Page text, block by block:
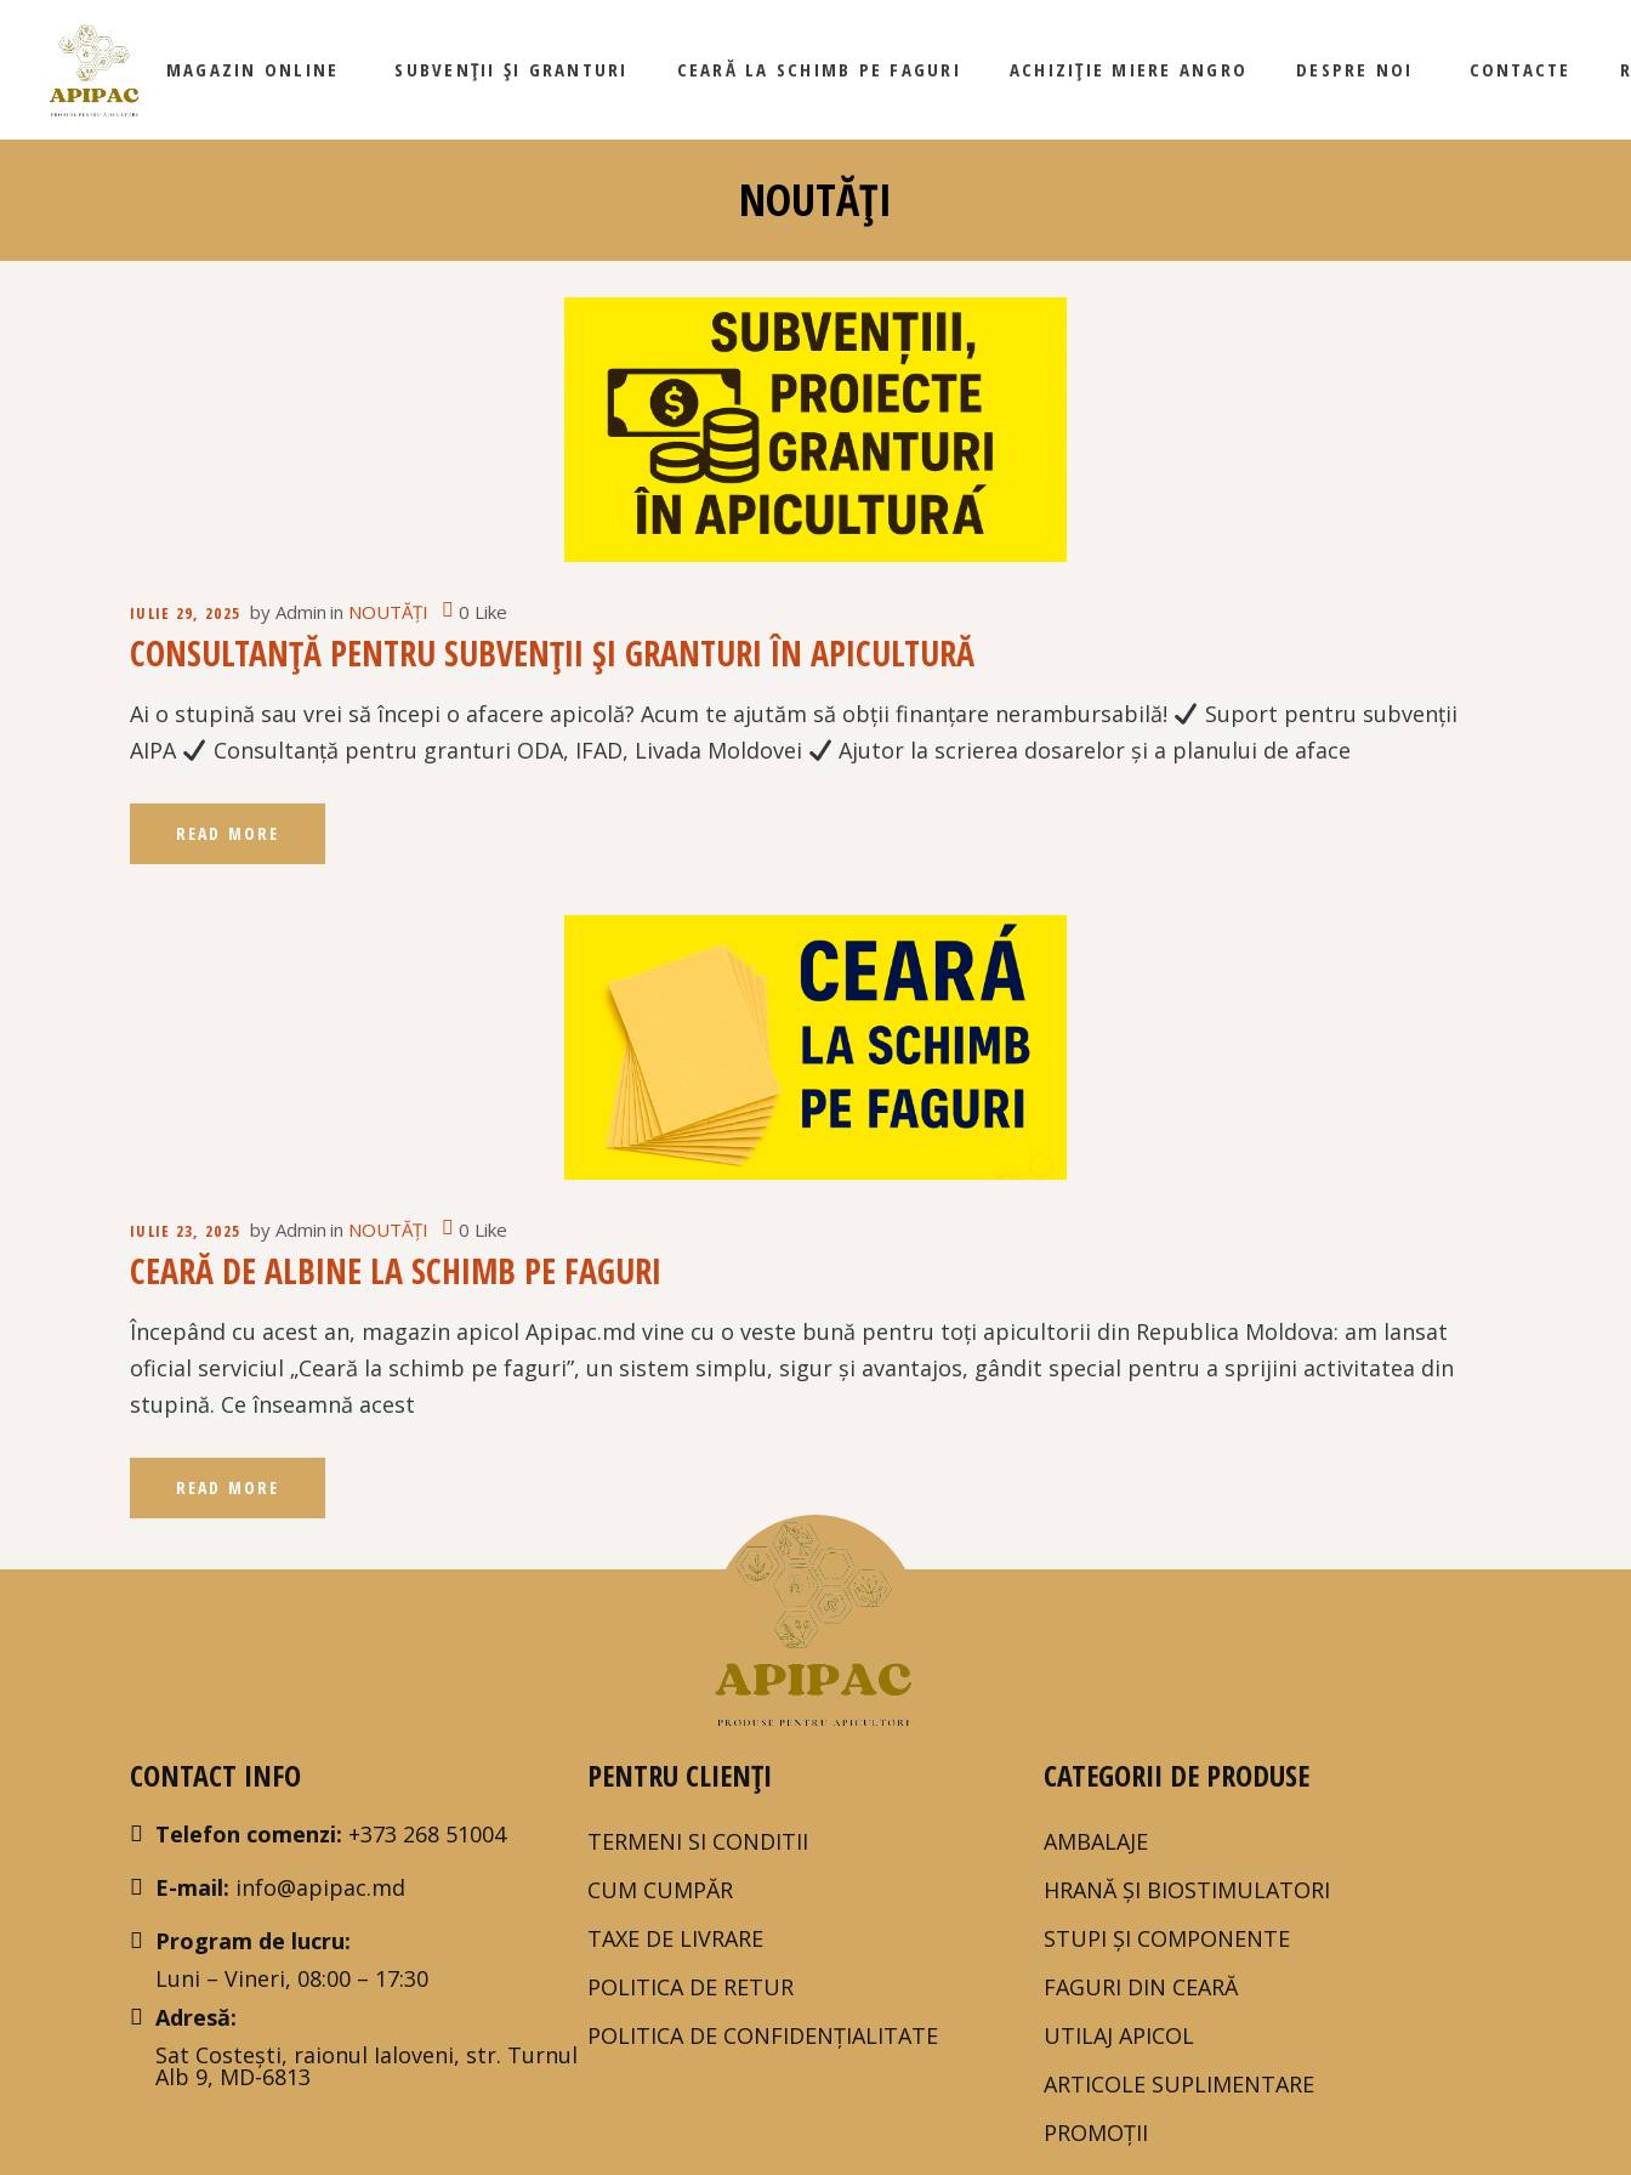
MAGAZIN ONLINE SUBVENȚII ȘI GRANTURI CEARĂ LA SCHIMB PE FAGURI ACHIZIȚIE MIERE ANGRO DESPRE NOI CONTACTE
AMBALAJE
STUPI ȘI COMPONENTE
PROMOȚII
CUM LUCRĂM
NOUTĂȚI
IULIE 29, 2025 by Admin in NOUTĂȚI 0 Like
CONSULTANȚĂ PENTRU SUBVENȚII ȘI GRANTURI ÎN APICULTURĂ
Ai o stupină sau vrei să începi o afacere apicolă? Acum te ajutăm să obții finanțare nerambursabilă!
Suport pentru subvenții
AIPA
Consultanță pentru granturi ODA, IFAD, Livada Moldovei Ajutor la scrierea dosarelor și a planului de aface
READ MORE
IULIE 23, 2025 by Admin in NOUTĂȚI 0 Like
CEARĂ DE ALBINE LA SCHIMB PE FAGURI
Începând cu acest an, magazin apicol Apipac.md vine cu o veste bună pentru toți apicultorii din Republica Moldova: am lansat
oficial serviciul „Ceară la schimb pe faguri”, un sistem simplu, sigur și avantajos, gândit special pentru a sprijini activitatea din
stupină. Ce înseamnă acest
READ MORE
CONTACT INFO
Telefon comenzi: +373 268 51004
E-mail: info@apipac.md
Program de lucru:
Luni – Vineri, 08:00 – 17:30
Adresă:
Sat Costești, raionul Ialoveni, str. Turnul
Alb 9, MD-6813
PENTRU CLIENȚI
TERMENI SI CONDITII
CUM CUMPĂR
TAXE DE LIVRARE
POLITICA DE RETUR
POLITICA DE CONFIDENȚIALITATE
CATEGORII DE PRODUSE
AMBALAJE
HRANĂ ȘI BIOSTIMULATORI
STUPI ȘI COMPONENTE
FAGURI DIN CEARĂ
UTILAJ APICOL
ARTICOLE SUPLIMENTARE
PROMOȚII